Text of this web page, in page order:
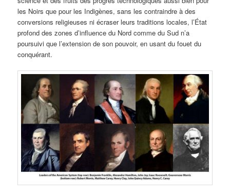
les Noirs que pour les Indigènes, sans les contraindre à des
conversions religieuses ni écraser leurs traditions locales, l’État
profond des zones d’influence du Nord comme du Sud n’a
poursuivi que l’extension de son pouvoir, en usant du fouet du
conquérant.